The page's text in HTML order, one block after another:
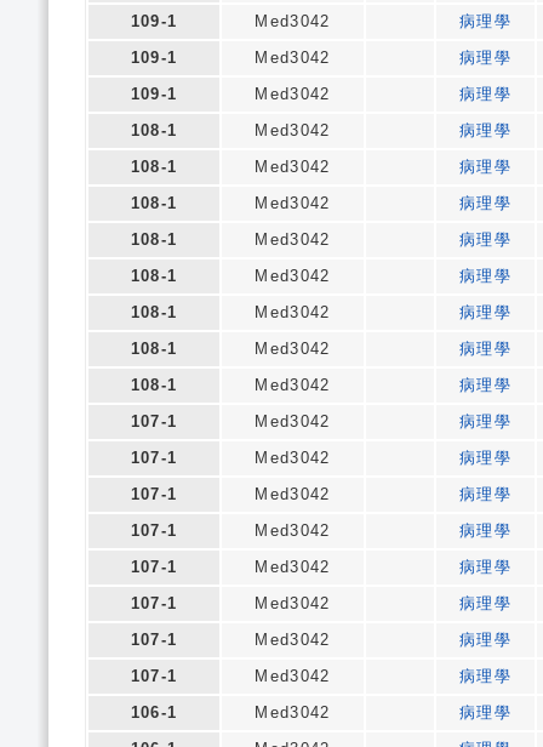
109-1
Med3042
病理學
109-1
Med3042
病理學
109-1
Med3042
病理學
108-1
Med3042
病理學
108-1
Med3042
病理學
108-1
Med3042
病理學
108-1
Med3042
病理學
108-1
Med3042
病理學
108-1
Med3042
病理學
108-1
Med3042
病理學
108-1
Med3042
病理學
107-1
Med3042
病理學
107-1
Med3042
病理學
107-1
Med3042
病理學
107-1
Med3042
病理學
107-1
Med3042
病理學
107-1
Med3042
病理學
107-1
Med3042
病理學
107-1
Med3042
病理學
106-1
Med3042
病理學